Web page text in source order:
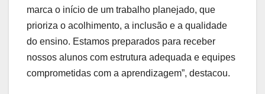
marca o início de um trabalho planejado, que
prioriza o acolhimento, a inclusão e a qualidade
do ensino. Estamos preparados para receber
nossos alunos com estrutura adequada e equipes
comprometidas com a aprendizagem”, destacou.